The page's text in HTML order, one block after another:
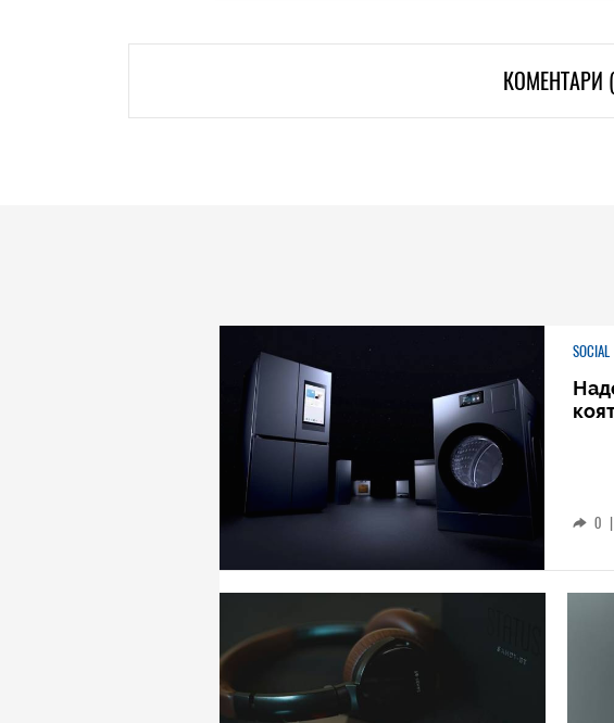
КОМЕНТАРИ
SOCIAL
0 |